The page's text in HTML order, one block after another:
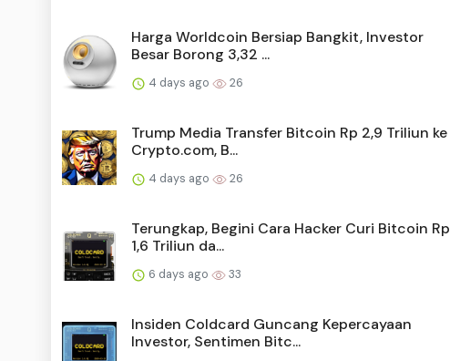
Harga Worldcoin Bersiap Bangkit, Investor
Besar Borong 3,32 ...
4 days ago 26
Trump Media Transfer Bitcoin Rp 2,9 Triliun ke
Crypto.com, B...
4 days ago 26
Terungkap, Begini Cara Hacker Curi Bitcoin Rp
1,6 Triliun da...
6 days ago 33
Insiden Coldcard Guncang Kepercayaan
Investor, Sentimen Bitc...